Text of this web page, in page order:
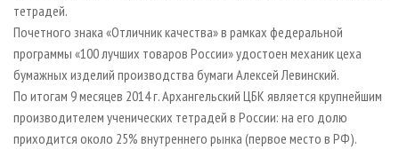
БИОЭНЕРГЕТИКА
ЦБП
ИНСТРУМЕНТ И МАТЕРИАЛЫ
RUSSIAN FORESTRY REVIEW
ГАЗЕТА ЛЕСПРОМФОРУМ
БИБЛИОТЕКА СПЕЦИАЛИСТА
тетрадей.
Почетного знака «Отличник качества» в рамках федеральной
программы «100 лучших товаров России» удостоен механик цеха
бумажных изделий производства бумаги Алексей Левинский.
По итогам 9 месяцев 2014 г. Архангельский ЦБК является крупнейшим
производителем ученических тетрадей в России: на его долю
приходится около 25% внутреннего рынка (первое место в РФ).